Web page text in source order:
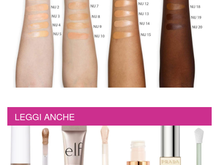
LEGGI ANCHE